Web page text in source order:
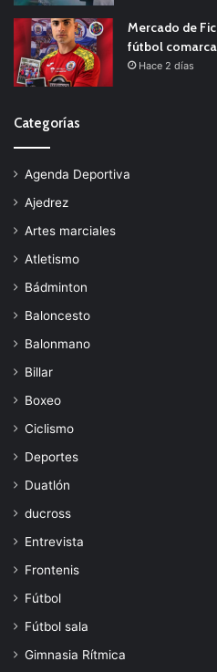
Mercado de
fútbol
Hace 2 días
Categorías
Agenda Deportiva
Ajedrez
Artes marciales
Atletismo
Bádminton
Baloncesto
Balonmano
Billar
Boxeo
Ciclismo
Deportes
Duatlón
ducross
Entrevista
Frontenis
Fútbol
Fútbol sala
Gimnasia Rítmica